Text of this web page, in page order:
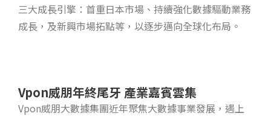
三大成長引擎：首重日本市場、持續強化數據驅動業務
成長，及新興市場拓點等，以逐步邁向全球化布局。
Vpon威朋年終尾牙 產業嘉賓雲集
Vpon威朋大數據集團近年聚焦大數據事業發展，遇上